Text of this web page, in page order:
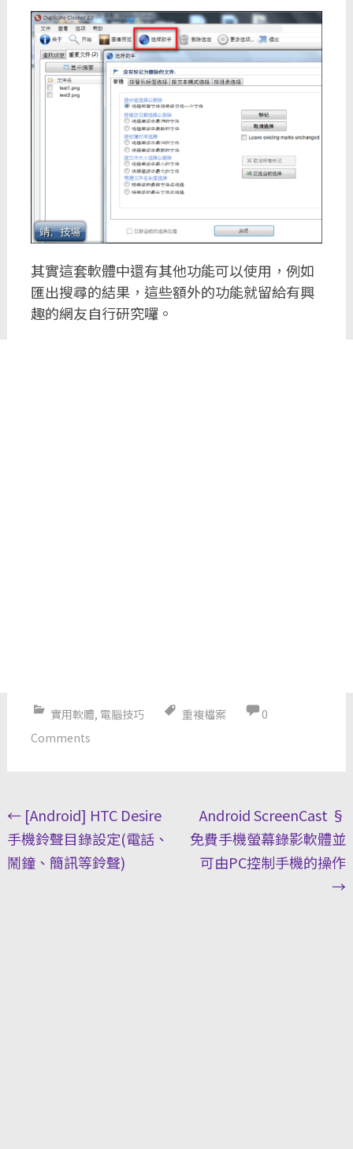
其實這套軟體中還有其他功能可以使用，例如
匯出搜尋的結果，這些額外的功能就留給有興
趣的網友自行研究囉。
實用軟體, 電腦技巧 重複檔案
0
Comments
Post
navigation
←[Android] HTC Desire
手機鈴聲目錄設定(電話、
鬧鐘、簡訊等鈴聲)
Android ScreenCast §
免費手機螢幕錄影軟體並
可由PC控制手機的操作
→